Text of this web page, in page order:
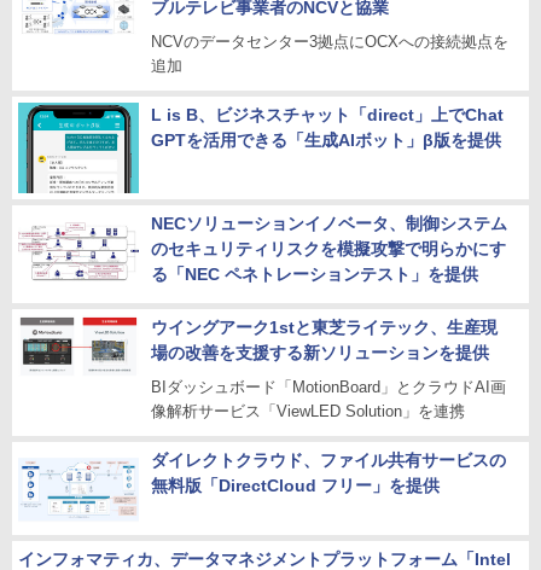
ブルテレビ事業者のNCVと協業
NCVのデータセンター3拠点にOCXへの接続拠点を
追加
L is B、ビジネスチャット「direct」上でChat
GPTを活用できる「生成AIボット」β版を提供
NECソリューションイノベータ、制御システム
のセキュリティリスクを模擬攻撃で明らかにす
る「NEC ペネトレーションテスト」を提供
ウイングアーク1stと東芝ライテック、生産現
場の改善を支援する新ソリューションを提供
BIダッシュボード「MotionBoard」とクラウドAI画
像解析サービス「ViewLED Solution」を連携
ダイレクトクラウド、ファイル共有サービスの
無料版「DirectCloud フリー」を提供
インフォマティカ、データマネジメントプラットフォーム「Intel